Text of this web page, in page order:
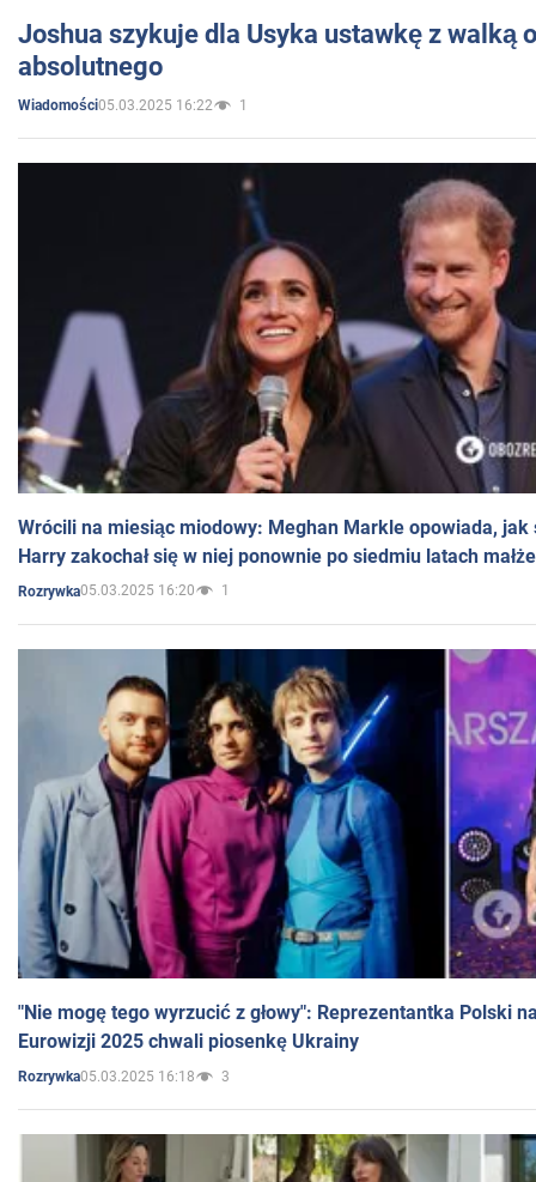
Joshua szykuje dla Usyka ustawkę z walką
absolutnego
Wiadomości05.03.2025 16:22 1
Wrócili na miesiąc miodowy: Meghan Markle opowiada, jak
Harry zakochał się w niej ponownie po siedmiu latach
Rozrywka05.03.2025 16:20 1
"Nie mogę tego wyrzucić z głowy": Reprezentantka Polski
Eurowizji 2025 chwali piosenkę Ukrainy
Rozrywka05.03.2025 16:18 3